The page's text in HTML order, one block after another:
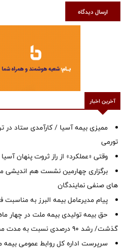
ارسال دیدگاه
آخرین اخبار
ممیزی بیمه آسیا / کارآمدی ستاد در
تورمی
وقتی «عملکرد» از راز ثروت پنهان
برگزاری چهارمین نشست هم اندیشی
های صنفی نمایندگان
پیام مدیرعامل بیمه البرز به مناسبت
گذشت/ رشد 90 درصدی نسبت به مدت مشابه سال گذشته
سرپرست اداره كل روابط عمومی